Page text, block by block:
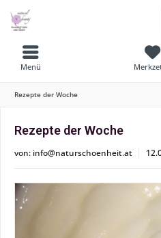
Menü
Rezepte der Woche
Rezepte der Woche
von: info@naturschoenheit.at